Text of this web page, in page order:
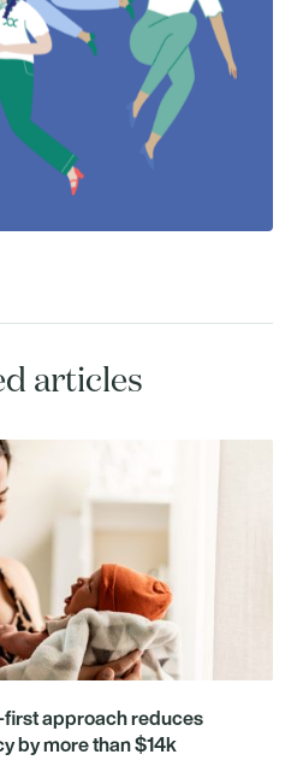
articles
approach reduces
by more than $14k